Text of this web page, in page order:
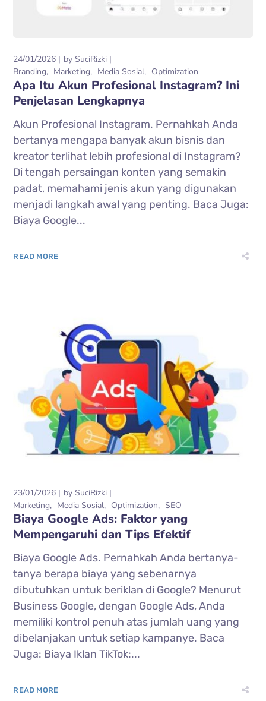
24/01/2026 bySuciRizki
Branding
Marketing Media Sosial Optimization
Apa Itu Akun Profesional Instagram? Ini
Penjelasan Lengkapnya
Akun Profesional Instagram. Pernahkah Anda
bertanya mengapa banyak akun bisnis dan
kreator terlihat lebih profesional di Instagram?
Di tengah persaingan konten yang semakin
padat, memahami jenis akun yang digunakan
menjadi langkah awal yang penting. Baca Juga:
Biaya Google...
READ MORE
23/01/2026 bySuciRizki
Marketing
Media Sosial Optimization SEO
Biaya Google Ads: Faktor yang
Mempengaruhi dan Tips Efektif
Biaya Google Ads. Pernahkah Anda bertanya-
tanya berapa biaya yang sebenarnya
dibutuhkan untuk beriklan di Google? Menurut
Business Google, dengan Google Ads, Anda
memiliki kontrol penuh atas jumlah uang yang
dibelanjakan untuk setiap kampanye. Baca
Juga: Biaya Iklan TikTok:...
READ MORE